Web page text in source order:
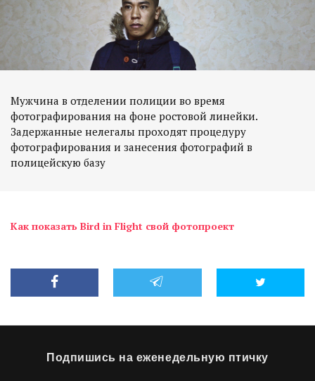
Мужчина в отделении полиции во время
фотографирования на фоне ростовой линейки.
Задержанные нелегалы проходят процедуру
фотографирования и занесения фотографий в
полицейскую базу
Как показать Bird in Flight свой фотопроект
Подпишись на еженедельную птичку